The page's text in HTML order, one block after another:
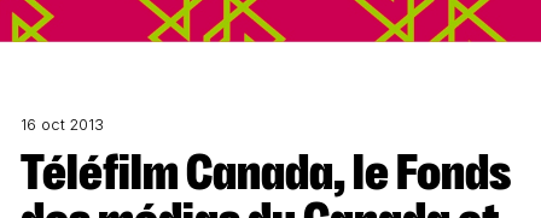
16 oct 2013
Téléfilm Canada, le Fonds